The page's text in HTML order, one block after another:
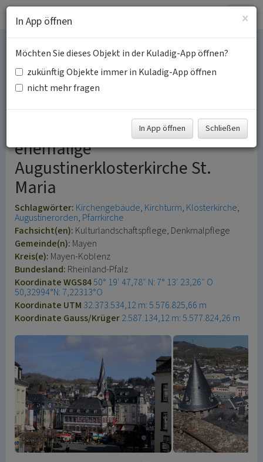
Katholische Pfarrkirche
Sankt Clemens Kirche
Mayen
ehemalige
Augustinerklosterkirche St.
Maria
Schlagwörter: Kirchengebäude Kirchturm Klosterkirche
Augustinerorden Pfarrkirche
Fachsicht(en): Kulturlandschaftspflege, Denkmalpflege
Gemeinde(n): Mayen
Kreis(e): Mayen-Koblenz
Bundesland: Rheinland-Pfalz
Koordinate WGS8450° 19′ 47,78″ N: 7° 13′ 23,26″ O
50,32994°N: 7,22313°O
Koordinate UTM 32.373.534,12 m: 5.576.825,66 m
Koordinate Gauss/Krüger2.587.134,12 m: 5.577.824,26 m
×
In App öffnen
Möchten Sie dieses Objekt in der Kuladig-App öffnen?
zukünftig Objekte immer in Kuladig-App öffnen
nicht mehr fragen
In App öffnen Schließen